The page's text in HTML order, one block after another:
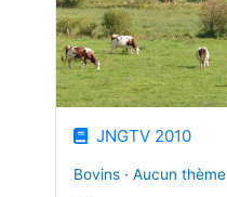
JNGTV 2010
Bovins · Aucun thème